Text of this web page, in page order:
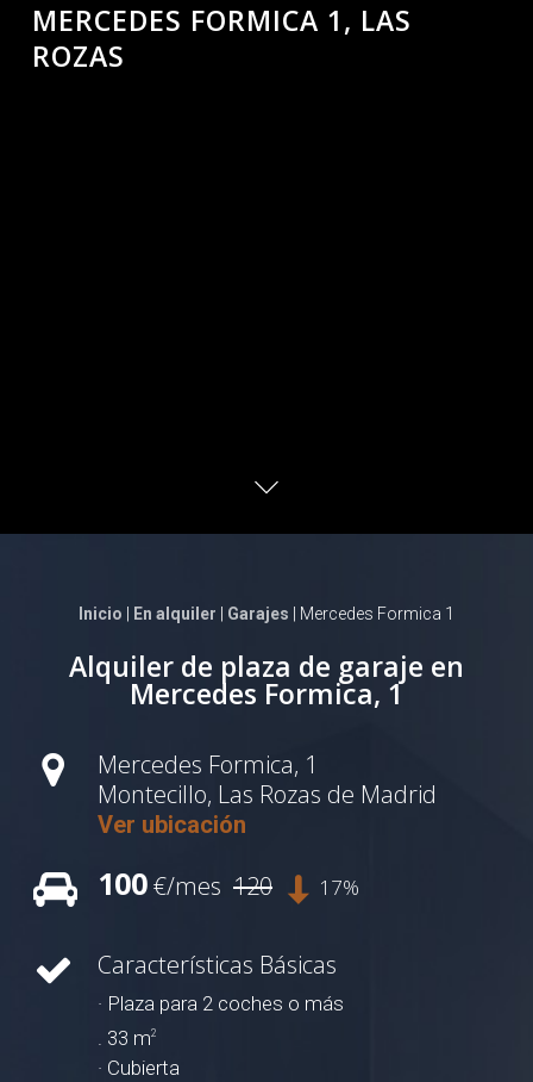
MERCEDES FORMICA 1, LAS
ROZAS
Inicio En alquiler Garajes | Mercedes Formica 1
Alquiler de plaza de garaje en
Mercedes Formica, 1
Mercedes Formica, 1
Montecillo, Las Rozas de Madrid
Ver ubicación
100€/mes120 17%
Características Básicas
· Plaza para 2 coches o más
. 33 m2
· Cubierta